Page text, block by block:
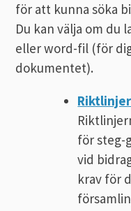
för att kunna söka
Du kan välja om du
eller word-fil (för
dokumentet).
för steg-
vid
krav för